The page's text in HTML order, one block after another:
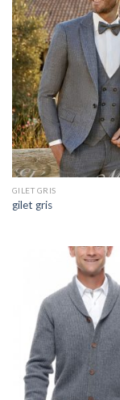
GILET GRIS
gilet gris